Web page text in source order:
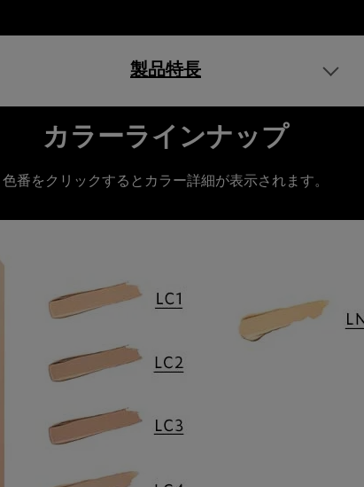
製品特長
カラーラインナップ
色番をクリックするとカラー詳細が表示されます。